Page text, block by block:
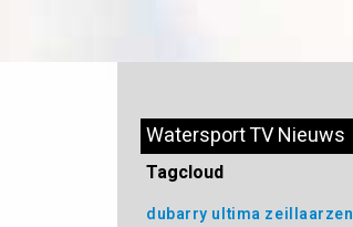
Watersport TV Nieuws
Tagcloud
dubarry ultima zeillaarzen